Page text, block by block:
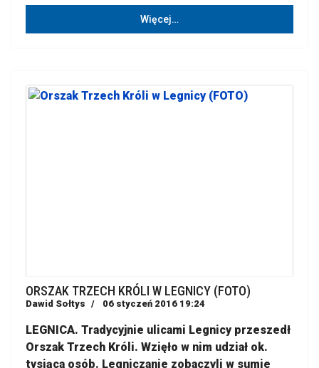
Więcej…
ORSZAK TRZECH KRÓLI W LEGNICY (FOTO)
Dawid Sołtys 06 styczeń 2016 19:24
LEGNICA. Tradycyjnie ulicami Legnicy przeszedł
Orszak Trzech Króli. Wzięło w nim udział ok.
tysiąca osób. Legniczanie zobaczyli w sumie